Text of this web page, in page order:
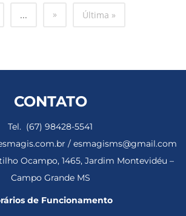
... » Última »
CONTATO
Tel. (67) 98428-5541
/ esmagisms@gmail.com
Ocampo, 1465, Jardim Montevidéu –
Campo Grande MS
de Funcionamento